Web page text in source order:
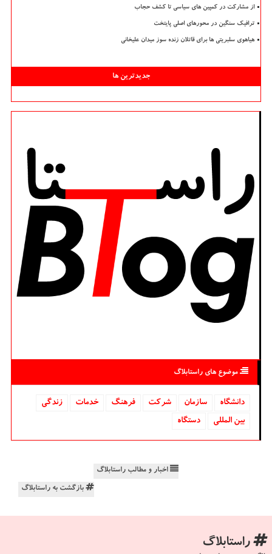
از مشارکت در کمپین های سیاسی تا کشف حجاب
ترافیک سنگین در محورهای اصلی پایتخت
هیاهوی سلبریتی ها برای قاتلان زنده سوز میدان علیخانی
جدیدترین ها
موضوع های راستابلاگ
دانشگاه‌ سازمان شركت فرهنگ خدمات
زندگی
بین المللی
دستگاه
اخبار و مطالب راستابلاگ
بازگشت به راستابلاگ
راستابلاگ